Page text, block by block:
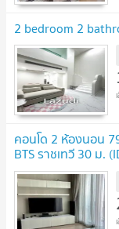
2 bedroom 2
คอนโด 2 ห้องนอน
BTS ราชเทวี 30 ม.